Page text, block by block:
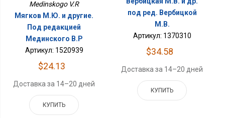
Medinskogo V.R
Мягков М.Ю. и другие.
Под редакцией
Мединского В.Р
Артикул: 1520939
$24.13
Доставка за 14–20 дней
КУПИТЬ
под ред. Вербицкой
М.В.
Артикул: 1370310
$34.58
Доставка за 14–20 дней
КУПИТЬ